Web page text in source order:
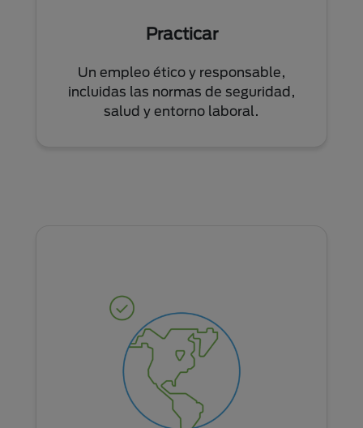
Practicar
Un empleo ético y responsable,
incluidas las normas de seguridad,
salud y entorno laboral.